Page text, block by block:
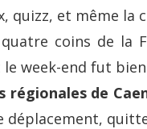
quizz, et même la
quatre coins de la
le week-end fut
régionales de
déplacement,